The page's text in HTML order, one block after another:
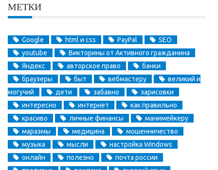
МЕТКИ
Google html и css PayPal
SEO
youtube
Викторины от Активного гражданина
Яндекс
авторское право
банки
браузеры
быт вебмастеру
великий и
могучий
дети забавно
зарисовки
интересно
интернет
как правильно
красиво
личные финансы
манимейкеру
маразмы
медицина
мошенничество
музыка
мысли
настройка Windows
онлайн
полезно
почта россии